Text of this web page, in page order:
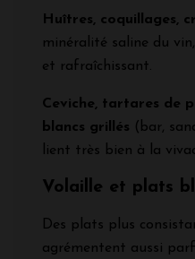
Huîtres, coquillages,
minéralité saline du
et rafraîchissant.
Ceviche, tartares de
blancs grillés (bar,
lient très bien à la
Volaille et plats
Des plats plus
agrémentent aussi